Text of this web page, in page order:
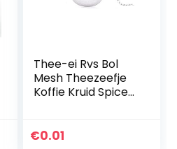
Thee-ei Rvs Bol
Mesh Theezeefje
Koffie Kruid Spice
Gereedschap –
€0.01